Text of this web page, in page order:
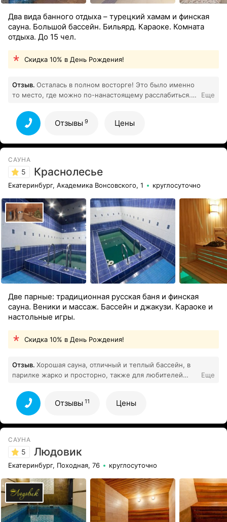
Два вида банного отдыха – турецкий хамам и финская
сауна. Большой бассейн. Бильярд. Караоке. Комната
отдыха. До 15 чел.
Скидка 10% в День Рождения!
Отзыв. Осталась в полном восторге! Это было именно
то место, где можно по-нанастоящему расслабиться.
бассейн. Вода была идеальной температуры
Все отзывы
Еще
Отзывы 9 Цены
САУНА
5 Краснолесье
Екатеринбург, Академика Вонсовского, 1 круглосуточно
Две парные: традиционная русская баня и финская
сауна. Веники и массаж. Бассейн и джакузи. Караоке и
настольные игры.
Скидка 10% в День Рождения!
Отзыв. Хорошая сауна, отличный и теплый бассейн, в
парилке жарко и просторно, также для любителей
бильярд
Еще
Отзывы 11 Цены
САУНА
5 Людовик
Екатеринбург, Походная, 76 круглосуточно